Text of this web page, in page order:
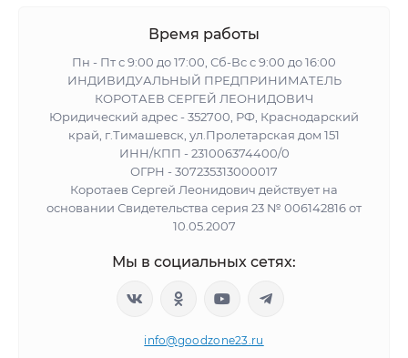
Время работы
Пн - Пт с 9:00 до 17:00, Сб-Вс с 9:00 до 16:00
ИНДИВИДУАЛЬНЫЙ ПРЕДПРИНИМАТЕЛЬ
КОРОТАЕВ СЕРГЕЙ ЛЕОНИДОВИЧ
Юридический адрес - 352700, РФ, Краснодарский
край, г.Тимашевск, ул.Пролетарская дом 151
ИНН/КПП - 231006374400/0
ОГРН - 307235313000017
Коротаев Сергей Леонидович действует на
основании Свидетельства серия 23 № 006142816 от
10.05.2007
Мы в социальных сетях:
info@goodzone23.ru